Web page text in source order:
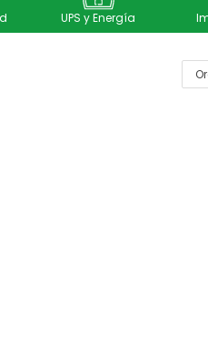
UPS y Energía